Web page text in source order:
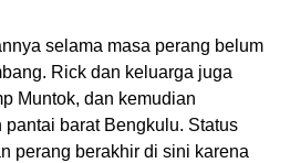
selama masa perang belum
Rick dan keluarga juga
Muntok, dan kemudian
barat Bengkulu. Status
perang berakhir di sini karena